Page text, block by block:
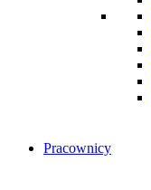
Pracownicy